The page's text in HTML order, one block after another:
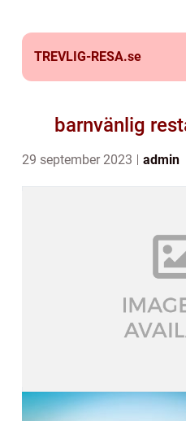
TREVLIG-RESA.se
barnvänlig
29 september 2023 admin